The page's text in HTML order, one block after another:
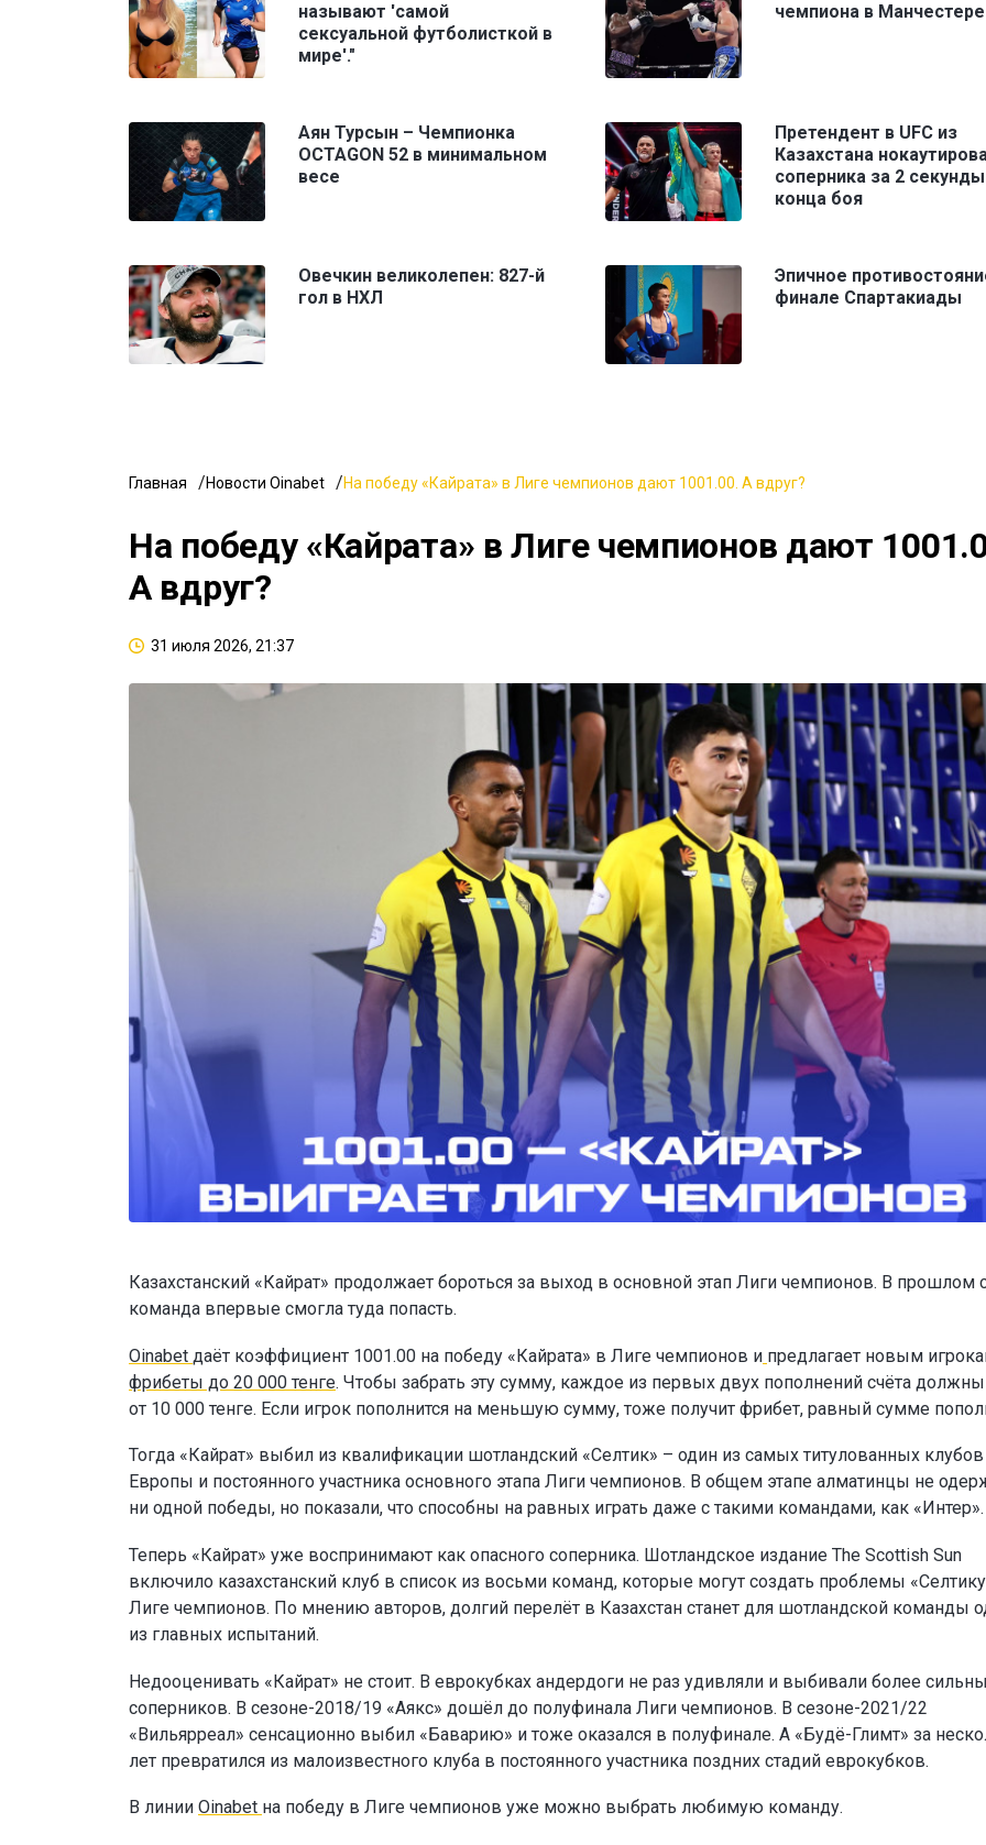
называют 'самой
сексуальной футболисткой в
мире'."
чемпиона в Манчестере
Аян Турсын – Чемпионка
OCTAGON 52 в минимальном
весе
Претендент в UFC из
Казахстана
соперника за 2
конца боя
Овечкин великолепен: 827-й
гол в НХЛ
Эпичное
финале Спартакиады
Главная Новости Oinabet На победу «Кайрата» в Лиге чемпионов дают 1001.00. А вдруг?
На победу «Кайрата» в Лиге чемпионов дают
А вдруг?
31 июля 2026, 21:37
Казахстанский «Кайрат» продолжает бороться за выход в основной этап Лиги чемпионов. В прошлом
команда впервые смогла туда попасть.
Oinabet даёт коэффициент 1001.00 на победу «Кайрата» в Лиге чемпионов и предлагает новым
фрибеты до 20 000 тенге. Чтобы забрать эту сумму, каждое из первых двух пополнений счёта
от 10 000 тенге. Если игрок пополнится на меньшую сумму, тоже получит фрибет, равный сумме
Тогда «Кайрат» выбил из квалификации шотландский «Селтик» – один из самых титулованных клубов
Европы и постоянного участника основного этапа Лиги чемпионов. В общем этапе алматинцы не
ни одной победы, но показали, что способны на равных играть даже с такими командами, как «Интер».
Теперь «Кайрат» уже воспринимают как опасного соперника. Шотландское издание The Scottish Sun
включило казахстанский клуб в список из восьми команд, которые могут создать проблемы
Лиге чемпионов. По мнению авторов, долгий перелёт в Казахстан станет для шотландской команды
из главных испытаний.
Недооценивать «Кайрат» не стоит. В еврокубках андердоги не раз удивляли и выбивали более
соперников. В сезоне-2018/19 «Аякс» дошёл до полуфинала Лиги чемпионов. В сезоне-2021/22
«Вильярреал» сенсационно выбил «Баварию» и тоже оказался в полуфинале. А «Будё-Глимт» за
лет превратился из малоизвестного клуба в постоянного участника поздних стадий еврокубков.
В линии Oinabet на победу в Лиге чемпионов уже можно выбрать любимую команду.